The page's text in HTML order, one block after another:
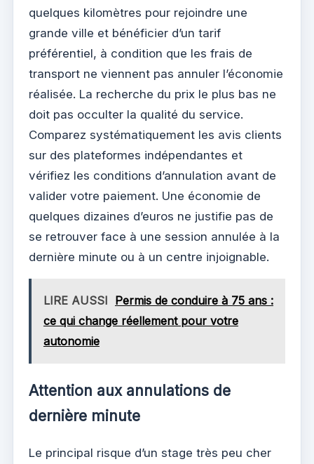
quelques kilomètres pour rejoindre une
grande ville et bénéficier d’un tarif
préférentiel, à condition que les frais de
transport ne viennent pas annuler l’économie
réalisée. La recherche du prix le plus bas ne
doit pas occulter la qualité du service.
Comparez systématiquement les avis clients
sur des plateformes indépendantes et
vérifiez les conditions d’annulation avant de
valider votre paiement. Une économie de
quelques dizaines d’euros ne justifie pas de
se retrouver face à une session annulée à la
dernière minute ou à un centre injoignable.
LIRE AUSSI Permis de conduire à 75 ans :
ce qui change réellement pour votre
autonomie
Attention aux annulations de
dernière minute
Le principal risque d’un stage très peu cher